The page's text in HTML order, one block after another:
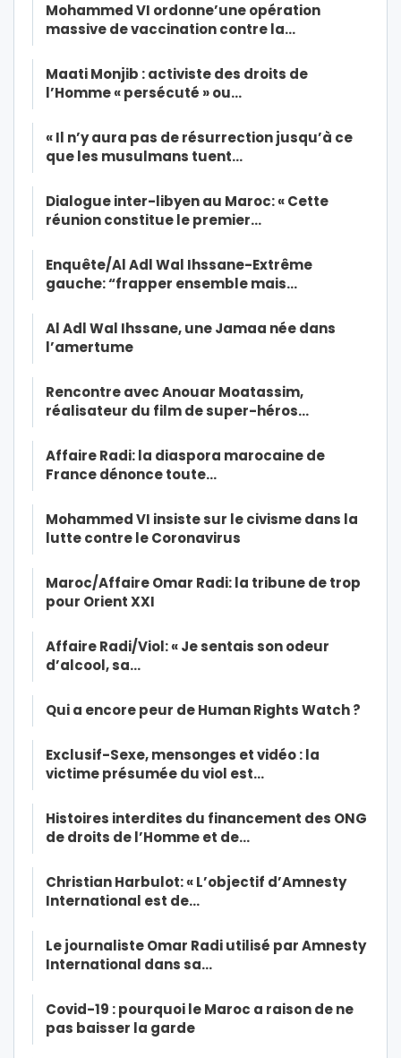
Mohammed VI ordonne’une opération
massive de vaccination contre la…
Maati Monjib : activiste des droits de
l’Homme « persécuté » ou…
« Il n’y aura pas de résurrection jusqu’à ce
que les musulmans tuent…
Dialogue inter-libyen au Maroc: « Cette
réunion constitue le premier…
Enquête/Al Adl Wal Ihssane-Extrême
gauche: “frapper ensemble mais…
Al Adl Wal Ihssane, une Jamaa née dans
l’amertume
Rencontre avec Anouar Moatassim,
réalisateur du film de super-héros…
Affaire Radi: la diaspora marocaine de
France dénonce toute…
Mohammed VI insiste sur le civisme dans la
lutte contre le Coronavirus
Maroc/Affaire Omar Radi: la tribune de trop
pour Orient XXI
Affaire Radi/Viol: « Je sentais son odeur
d’alcool, sa…
Qui a encore peur de Human Rights Watch ?
Exclusif-Sexe, mensonges et vidéo : la
victime présumée du viol est…
Histoires interdites du financement des ONG
de droits de l’Homme et de…
Christian Harbulot: « L’objectif d’Amnesty
International est de…
Le journaliste Omar Radi utilisé par Amnesty
International dans sa…
Covid-19 : pourquoi le Maroc a raison de ne
pas baisser la garde